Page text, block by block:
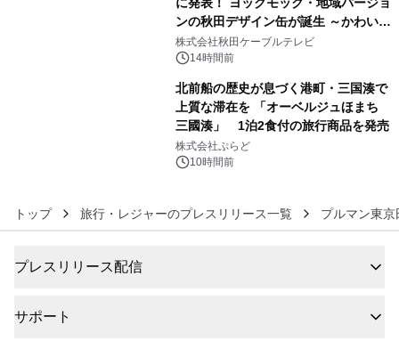
ンの秋田デザイン缶が誕生 ～かわいい
秋田犬の子犬と秋田の四季と名所を巡
るパッケージ～ 9月1日(火)秋田県内で
株式会社秋田ケーブルテレビ
14時間前
北前船の歴史が息づく港町・三国湊で
上質な滞在を 「オーベルジュほまち
三國湊」 1泊2食付の旅行商品を発売
株式会社ぷらど
10時間前
トップ 旅行・レジャーのプレスリリース一覧 プルマン東京
プレスリリース配信
サポート